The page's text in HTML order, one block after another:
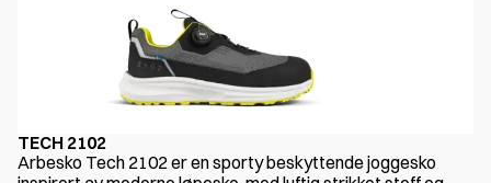
TECH 2102
Arbesko Tech 2102 er en sporty beskyttende joggesko